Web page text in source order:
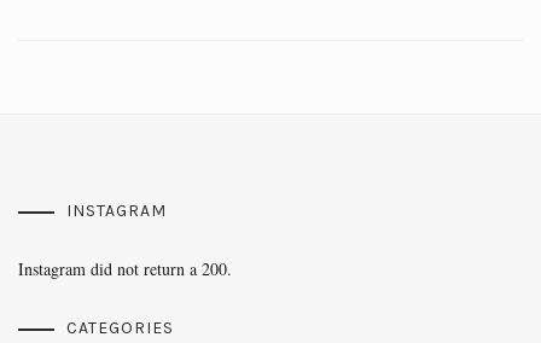
INSTAGRAM
Instagram did not return a 200.
CATEGORIES